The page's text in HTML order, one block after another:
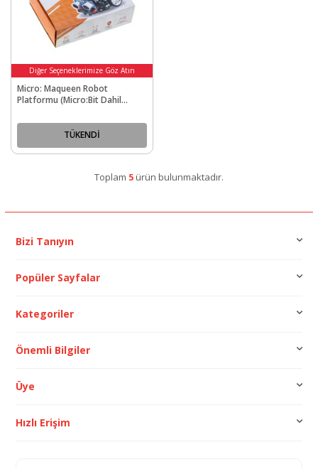
Diğer Seçeneklerimize Göz Atın
Micro: Maqueen Robot
Platformu (Micro:Bit Dahil
TÜKENDİ
Toplam 5ürün bulunmaktadır.
Bizi Tanıyın
Popüler Sayfalar
Kategoriler
Önemli Bilgiler
Üye
Hızlı Erişim